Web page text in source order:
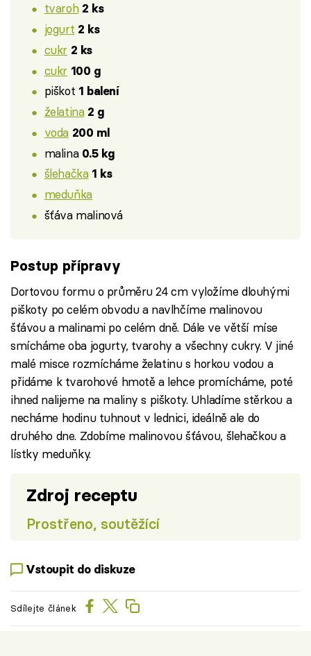
tvaroh 2 ks
jogurt 2 ks
cukr 2 ks
cukr 100 g
piškot 1 balení
želatina 2 g
voda 200 ml
malina 0.5 kg
šlehačka 1 ks
meduňka
šťáva malinová
Postup přípravy
Dortovou formu o průměru 24 cm vyložíme dlouhými
piškoty po celém obvodu a navlhčíme malinovou
šťávou a malinami po celém dně. Dále ve větší míse
smícháme oba jogurty, tvarohy a všechny cukry. V jiné
malé misce rozmícháme želatinu s horkou vodou a
přidáme k tvarohové hmotě a lehce promícháme, poté
ihned nalijeme na maliny s piškoty. Uhladíme stěrkou a
necháme hodinu tuhnout v lednici, ideálně ale do
druhého dne. Zdobíme malinovou šťávou, šlehačkou a
lístky meduňky.
Zdroj receptu
Prostřeno, soutěžící
Vstoupit do diskuze
Sdílejte článek